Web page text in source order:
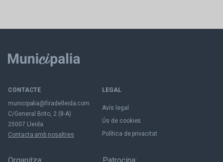
CONTACTE
municipalia@firadelleida.com
C/General Brito, 2 (8-A)
25007 Lleida
Contacta amb nosaltres
LEGAL
Avís legal
Ús de cookies
Política de privacitat